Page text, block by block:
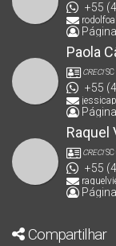
+55
Paola
CRECI
+55
Raquel
CRECI
+55
Compartilhar